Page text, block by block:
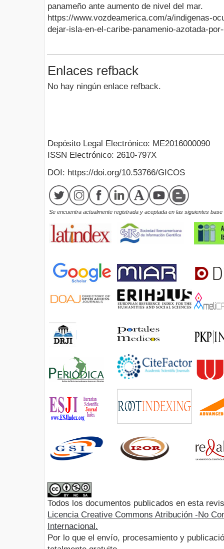
panameño ante aumento de nivel del mar.
https://www.vozdeamerica.com/a/indigenas-
dejar-isla-en-el-caribe-panamenio-azotada-
Enlaces refback
No hay ningún enlace refback.
Depósito Legal Electrónico: ME2016000090
ISSN Electrónico: 2610-797X
DOI: https://doi.org/10.53766/GICOS
Se encuentra actualmente registrada y aceptada en las siguientes
Todos los documentos publicados en esta
Licencia Creative Commons Atribución -No
Internacional.
Por lo que el envío, procesamiento y